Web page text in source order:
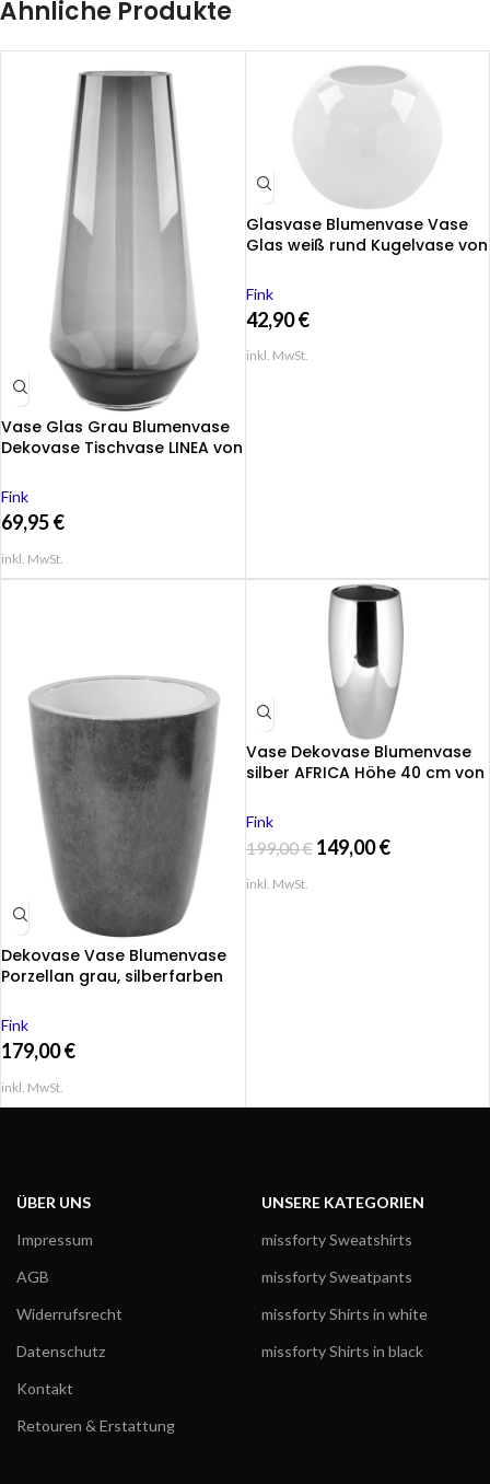
Ähnliche Produkte
Vase Glas Grau Blumenvase
Dekovase Tischvase LINEA von
Fink
69,95€
inkl. MwSt.
Glasvase Blumenvase Vase
Glas weiß rund Kugelvase von
Fink
42,90€
inkl. MwSt.
Dekovase Vase Blumenvase
Porzellan grau, silberfarben
Fink
179,00€
inkl. MwSt.
Vase Dekovase Blumenvase
silber AFRICA Höhe 40 cm von
Fink
199,00€ 149,00€
inkl. MwSt.
ÜBER UNS
Impressum
AGB
Widerrufsrecht
Datenschutz
Kontakt
Retouren & Erstattung
UNSERE KATEGORIEN
missforty Sweatshirts
missforty Sweatpants
missforty Shirts in white
missforty Shirts in black